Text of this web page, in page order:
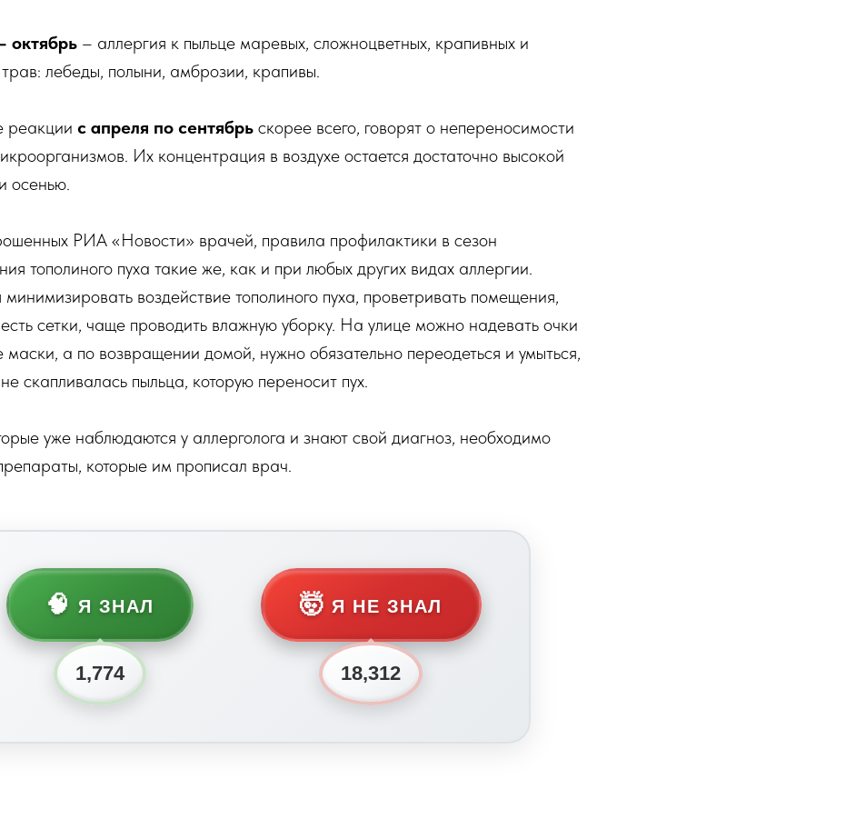
октябрь – аллергия к пыльце маревых, сложноцветных, крапивных и
лебеды, полыни, амброзии, крапивы.
реакции с апреля по сентябрь скорее всего, говорят о непереносимости
Их концентрация в воздухе остается достаточно высокой
осенью.
РИА «Новости» врачей, правила профилактики в сезон
тополиного пуха такие же, как и при любых других видах аллергии.
минимизировать воздействие тополиного пуха, проветривать помещения,
сетки, чаще проводить влажную уборку. На улице можно надевать очки
а по возвращении домой, нужно обязательно переодеться и умыться,
скапливалась пыльца, которую переносит пух.
уже наблюдаются у аллерголога и знают свой диагноз, необходимо
которые им прописал врач.
🧠 Я ЗНАЛ
1,774
🤯 Я НЕ ЗНАЛ
18,312